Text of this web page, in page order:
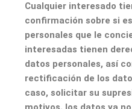
Cualquier interesado
confirmación sobre si
personales que le
interesadas tienen
datos personales, así
rectificación de los
caso, solicitar su